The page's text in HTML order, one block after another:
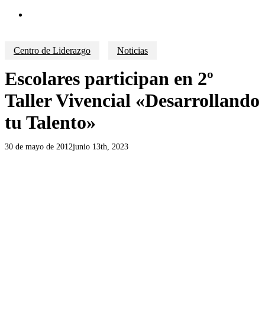
Centro de Liderazgo Noticias
Escolares participan en 2º
Taller Vivencial «Desarrollando
tu Talento»
30 de mayo de 2012junio 13th, 2023